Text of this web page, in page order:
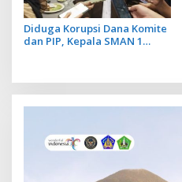
Diduga Korupsi Dana Komite
dan PIP, Kepala SMAN 1